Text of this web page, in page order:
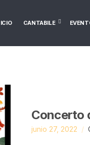
CANTABILE
Concerto
junio 27, 2022